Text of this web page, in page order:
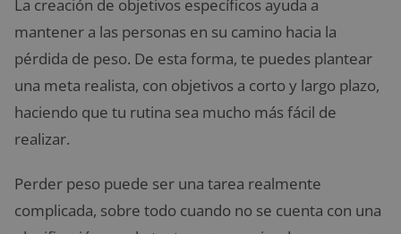
La creación de objetivos específicos ayuda a
mantener a las personas en su camino hacia la
pérdida de peso. De esta forma, te puedes plantear
una meta realista, con objetivos a corto y largo plazo,
haciendo que tu rutina sea mucho más fácil de
realizar.
Perder peso puede ser una tarea realmente
complicada, sobre todo cuando no se cuenta con una